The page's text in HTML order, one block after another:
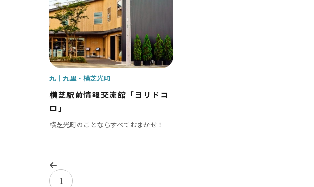
南房総
館山市
鴨川市
横芝駅前情報交流館「ヨリドコ
ロ」
横芝光町のことならすべておまかせ！
九十九里 横芝光町
1